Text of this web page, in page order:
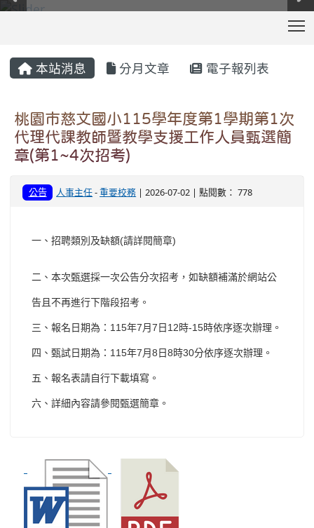
本站消息 分月文章 電子報列表
桃園市慈文國小115學年度第1學期第1次
代理代課教師暨教學支援工作人員甄選簡
章(第1~4次招考)
公告 人事主任-重要校務 | 2026-07-02 | 點閱數： 778
一、招聘類別及缺額(請詳閱簡章)
二、本次甄選採一次公告分次招考，如缺額補滿於網站公
告且不再進行下階段招考。
三、報名日期為： 115年7月 7 日 12 時-15時依序逐次辦理。
四、甄試日期為： 115年7月 8 日 8 時30分依序逐次辦理。
五、報名表請自行下載填寫。
六、詳細內容請參閱甄選簡章。